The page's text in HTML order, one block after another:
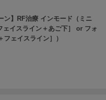
ン】RF治療 インモード（ミニ
ェイスライン＋あご下］ or フォ
フェイスライン］）